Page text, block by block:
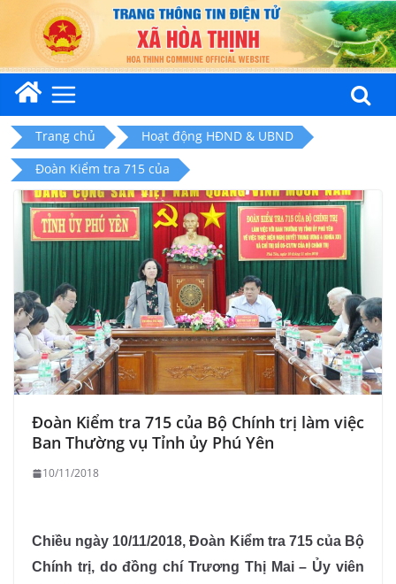
content
Trang chủ
Hoạt động HĐND & UBND
Đoàn Kiểm tra 715 của
Đoàn Kiểm tra 715 của Bộ Chính trị làm việc
Ban Thường vụ Tỉnh ủy Phú Yên
10/11/2018
Chiều ngày 10/11/2018, Đoàn Kiểm tra 715 của Bộ
Chính trị, do đồng chí Trương Thị Mai – Ủy viên